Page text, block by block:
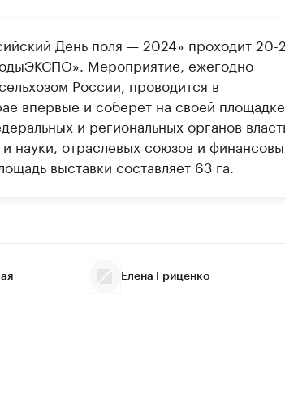
День поля — 2024» проходит 20-
Мероприятие, ежегодно
России, проводится в
впервые и соберет на своей площадке
и региональных органов
науки, отраслевых союзов и
выставки составляет 63 га.
Елена Гриценко